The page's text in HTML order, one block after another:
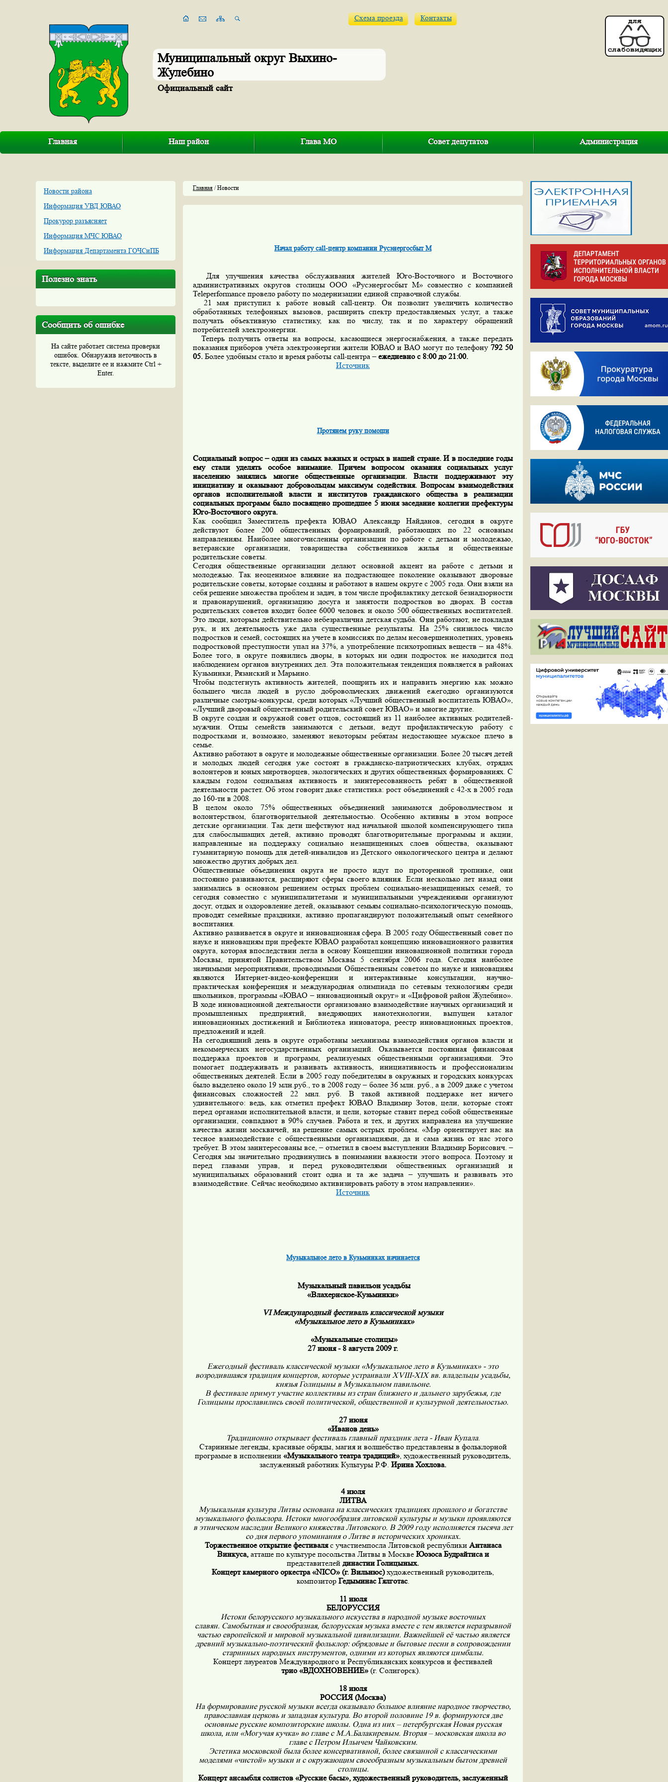
Муниципальный округ Выхино-
Жулебино
Официальный сайт
Схема проезда Контакты
Главная Наш район Глава МО Совет депутатов Администрация
Новости района
Информация УВД ЮВАО
Прокурор разъясняет
Информация МЧС ЮВАО
Информация Департамента ГОЧСиПБ
Полезно знать
Сообщить об ошибке
На сайте работает система проверки
ошибок. Обнаружив неточность в
тексте, выделите ее и нажмите Ctrl +
Enter.
Главная / Новости
Начал работу call-центр компании Русэнергосбыт М
Для улучшения качества обслуживания жителей Юго-Восточного и Восточного
административных округов столицы ООО «Русэнергосбыт М» совместно с компанией
Teleperformance провело работу по модернизации единой справочной службы.
21 мая приступил к работе новый call-центр. Он позволит увеличить количество
обработанных телефонных вызовов, расширить спектр предоставляемых услуг, а также
получать объективную статистику, как по числу, так и по характеру обращений
потребителей электроэнергии.
Теперь получить ответы на вопросы, касающиеся энергоснабжения, а также передать
показания приборов учёта электроэнергии жители ЮВАО и ВАО могут по телефону792 50
05. Более удобным стало и время работы сall-центра –ежедневно с 8:00 до 21:00.
Источник
Протянем руку помощи
Социальный вопрос – один из самых важных и острых в нашей стране. И в последние годы
ему стали уделять особое внимание. Причем вопросом оказания социальных услуг
населению занялись многие общественные организации. Власти поддерживают эту
инициативу и оказывают добровольцам максимум содействия. Вопросам взаимодействия
органов исполнительной власти и институтов гражданского общества в реализации
социальных программ было посвящено прошедшее 5 июня заседание коллегии префектуры
Юго-Восточного округа.
Как сообщил Заместитель префекта ЮВАО Александр Найданов, сегодня в округе
действуют более 200 общественных формирований, работающих по 22 основным
направлениям. Наиболее многочисленны организации по работе с детьми и молодежью,
ветеранские организации, товарищества собственников жилья и общественные
родительские советы.
Сегодня общественные организации делают основной акцент на работе с детьми и
молодежью. Так неоценимое влияние на подрастающее поколение оказывают дворовые
родительские советы, которые созданы и работают в нашем округе с 2005 года. Они взяли на
себя решение множества проблем и задач, в том числе профилактику детской безнадзорности
и правонарушений, организацию досуга и занятости подростков во дворах. В состав
родительских советов входит более 6000 человек и около 500 общественных воспитателей.
Это люди, которым действительно небезразлична детская судьба. Они работают, не покладая
рук, и их деятельность уже дала существенные результаты. На 25% снизилось число
подростков и семей, состоящих на учете в комиссиях по делам несовершеннолетних, уровень
подростковой преступности упал на 37%, а употребление психотропных веществ – на 48%.
Более того, в округе появились дворы, в которых ни один подросток не находится под
наблюдением органов внутренних дел. Эта положительная тенденция появляется в районах
Кузьминки, Рязанский и Марьино.
Чтобы подстегнуть активность жителей, поощрить их и направить энергию как можно
большего числа людей в русло добровольческих движений ежегодно организуются
различные смотры-конкурсы, среди которых «Лучший общественный воспитатель ЮВАО»,
«Лучший дворовый общественный родительский совет ЮВАО» и многие другие.
В округе создан и окружной совет отцов, состоящий из 11 наиболее активных родителей-
мужчин. Отцы семейств занимаются с детьми, ведут профилактическую работу с
подростками и, возможно, заменяют некоторым ребятам недостающее мужское плечо в
семье.
Активно работают в округе и молодежные общественные организации. Более 20 тысяч детей
и молодых людей сегодня уже состоят в гражданско-патриотических клубах, отрядах
волонтеров и юных миротворцев, экологических и других общественных формированиях. С
каждым годом социальная активность и заинтересованность ребят в общественной
деятельности растет. Об этом говорит даже статистика: рост объединений с 42-х в 2005 года
до 160-ти в 2008.
В целом около 75% общественных объединений занимаются добровольчеством и
волонтерством, благотворительной деятельностью. Особенно активны в этом вопросе
детские организации. Так дети шефствуют над начальной школой компенсирующего типа
для слабослышащих детей, активно проводят благотворительные программы и акции,
направленные на поддержку социально незащищенных слоев общества, оказывают
гуманитарную помощь для детей-инвалидов из Детского онкологического центра и делают
множество других добрых дел.
Общественные объединения округа не просто идут по проторенной тропинке, они
постоянно развиваются, расширяют сферы своего влияния. Если несколько лет назад они
занимались в основном решением острых проблем социально-незащищенных семей, то
сегодня совместно с муниципалитетами и муниципальными учреждениями организуют
досуг, отдых и оздоровление детей, оказывают семьям социально-психологическую помощь,
проводят семейные праздники, активно пропагандируют положительный опыт семейного
воспитания.
Активно развивается в округе и инновационная сфера. В 2005 году Общественный совет по
науке и инновациям при префекте ЮВАО разработал концепцию инновационного развития
округа, которая впоследствии легла в основу Концепции инновационной политики города
Москвы, принятой Правительством Москвы 5 сентября 2006 года. Сегодня наиболее
значимыми мероприятиями, проводимыми Общественным советом по науке и инновациям
являются Интернет-видео-конференции и интерактивные консультации, научно-
практическая конференция и международная олимпиада по сетевым технологиям среди
школьников, программы «ЮВАО – инновационный округ» и «Цифровой район Жулебино».
В ходе инновационной деятельности организовано взаимодействие научных организаций и
промышленных предприятий, внедряющих нанотехнологии, выпущен каталог
инновационных достижений и Библиотека инноватора, реестр инновационных проектов,
предложений и идей.
На сегодняшний день в округе отработаны механизмы взаимодействия органов власти и
некоммерческих негосударственных организаций. Оказывается постоянная финансовая
поддержка проектов и программ, реализуемых общественными организациями. Это
помогает поддерживать и развивать активность, инициативность и профессионализм
общественных деятелей. Если в 2005 году победителям в окружных и городских конкурсах
было выделено около 19 млн.руб., то в 2008 году – более 36 млн. руб., а в 2009 даже с учетом
финансовых сложностей 22 мнл. руб. В такой активной поддержке нет ничего
удивительного: ведь, как отметил префект ЮВАО Владимир Зотов, цели, которые стоят
перед органами исполнительной власти, и цели, которые ставит перед собой общественные
организации, совпадают в 90% случаев. Работа и тех, и других направлена на улучшение
качества жизни москвичей, на решение самых острых проблем. «Мэр ориентирует нас на
тесное взаимодействие с общественными организациями, да и сама жизнь от нас этого
требует. В этом заинтересованы все, – отметил в своем выступлении Владимир Борисович. –
Сегодня мы значительно продвинулись в понимании важности этого вопроса. Поэтому и
перед главами управ, и перед руководителями общественных организаций и
муниципальных образований стоит одна и та же задача – улучшать и развивать это
взаимодействие. Сейчас необходимо активизировать работу в этом направлении».
Источник
Музыкальное лето в Кузьминках начинается
Музыкальный павильон усадьбы
«Влахернское-Кузьминки»
VIМеждународный фестиваль классической музыки
«Музыкальное лето в Кузьминках»
«Музыкальные столицы»
27 июня - 8 августа 2009 г.
Ежегодный фестиваль классической музыки «Музыкальное лето в Кузьминках» - это
возродившаяся традиция концертов, которые устраивали XVIII-XIXвв. владельцы усадьбы,
князья Голицыны в Музыкальном павильоне.
В фестивале примут участие коллективы из стран ближнего и дальнего зарубежья, где
Голицыны прославились своей политической, общественной и культурной деятельностью.
27 июня
«Иванов день»
Традиционно открывает фестиваль главный праздник лета - Иван Купала.
Старинные легенды, красивые обряды, магия и волшебство представлены в фольклорной
программе в исполнении «Музыкального театра традиций» , художественный руководитель,
заслуженный работник Культуры Р.Ф. Ирина Хохлова.
4 июля
ЛИТВА
Музыкальная культура Литвы основана на классических традициях прошлого и богатстве
музыкального фольклора. Истоки многообразия литовской культуры и музыки проявляются
в этническом наследии Великого княжества Литовского. В 2009 году исполняется тысяча лет
со дня первого упоминания о Литве в исторических хрониках.
Торжественное открытие фестиваляс участиемпосла Литовской республикиАнтанаса
Винкуса, атташе по культуре посольства Литвы в МосквеЮозоса Будрайтиса и
представителей династии Голицыных.
Концерт камерного оркестра «NICO» (г. Вильнюс)художественный руководитель,
композитор Гедыминас Гялготас.
11 июля
БЕЛОРУССИЯ
Истоки белорусского музыкального искусства в народной музыке восточных
славян. Самобытная и своеобразная, белорусская музыка вместе с тем является неразрывной
частью европейской и мировой музыкальной цивилизации. Важнейшей её частью является
древний музыкально-поэтический фольклор: обрядовые и бытовые песни в сопровождении
старинных народных инструментов, одними из которых являются цимбалы.
Концерт лауреатов Международного и Республиканских конкурсов и фестивалей
трио «ВДОХНОВЕНИЕ» (г. Солигорск).
18 июля
РОССИЯ (Москва)
На формирование русской музыки всегда оказывало большое влияние народное творчество,
православная церковь и западная культура. Во второй половине 19 в. формируются две
основные русские композиторские школы. Одна из них – петербургская Новая русская
школа, или «Могучая кучка» во главе с М.А.Балакиревым. Вторая – московская школа во
главе с Петром Ильичем Чайковским.
Эстетика московской была более консервативной, более связанной с классическими
моделями «чистой» музыки и с окружающим своеобразным музыкальным бытом древней
столицы.
Концерт ансамбля солистов «Русские басы», художественный руководитель, заслуженный